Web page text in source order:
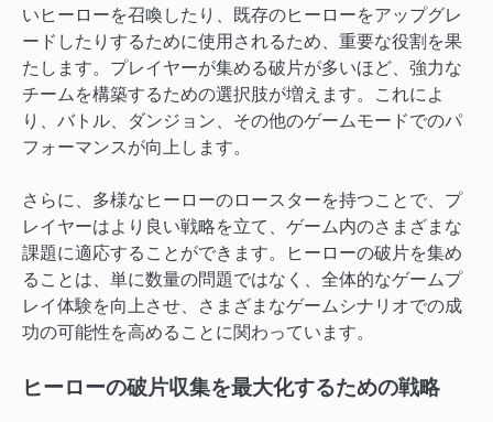
いヒーローを召喚したり、既存のヒーローをアップグレ
ードしたりするために使用されるため、重要な役割を果
たします。プレイヤーが集める破片が多いほど、強力な
チームを構築するための選択肢が増えます。これによ
り、バトル、ダンジョン、その他のゲームモードでのパ
フォーマンスが向上します。
さらに、多様なヒーローのロースターを持つことで、プ
レイヤーはより良い戦略を立て、ゲーム内のさまざまな
課題に適応することができます。ヒーローの破片を集め
ることは、単に数量の問題ではなく、全体的なゲームプ
レイ体験を向上させ、さまざまなゲームシナリオでの成
功の可能性を高めることに関わっています。
ヒーローの破片収集を最大化するための戦略